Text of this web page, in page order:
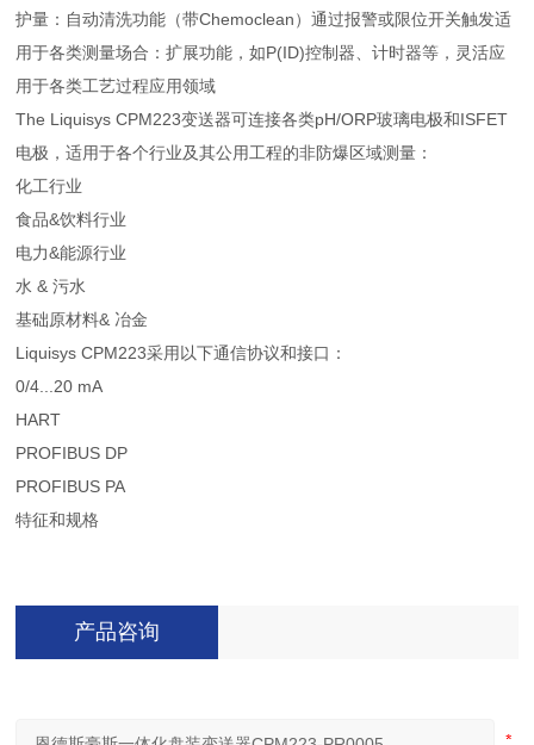
护量：自动清洗功能（带Chemoclean）通过报警或限位开关触发适
用于各类测量场合：扩展功能，如P(ID)控制器、计时器等，灵活应
用于各类工艺过程应用领域
The Liquisys CPM223变送器可连接各类pH/ORP玻璃电极和ISFET
电极，适用于各个行业及其公用工程的非防爆区域测量：
化工行业
食品&饮料行业
电力&能源行业
水 & 污水
基础原材料& 冶金
Liquisys CPM223采用以下通信协议和接口：
0/4...20 mA
HART
PROFIBUS DP
PROFIBUS PA
特征和规格
产品咨询